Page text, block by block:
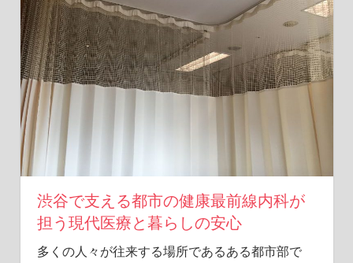
を
あ
な
た
に。
渋谷で支える都市の健康最前線内科が
担う現代医療と暮らしの安心
多くの人々が往来する場所であるある都市部で